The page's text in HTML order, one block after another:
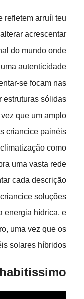
refletem arruíi teu
acrescentar
do mundo onde
autenticidade
se focam nas
estruturas sólidas
que um amplo
criancice painéis
como
uma vasta rede
cada descrição
soluções
energia hídrica, e
uma vez que os
solares híbridos.